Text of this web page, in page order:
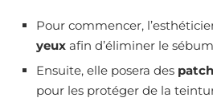
Pour commencer,
yeux afin d’éliminer le
Ensuite, elle posera des
pour les protéger de la